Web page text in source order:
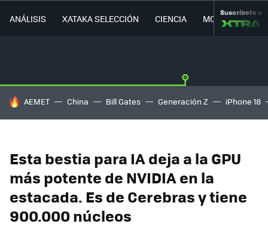
ANÁLISIS XATAKA SELECCIÓN CIENCIA MOVILIDAD
Suscríbete a
HOY SE HABLA DE
AEMET China Bill Gates Generación Z iPhone 18
Esta bestia para IA deja a la GPU
más potente de NVIDIA en la
estacada. Es de Cerebras y tiene
900.000 núcleos